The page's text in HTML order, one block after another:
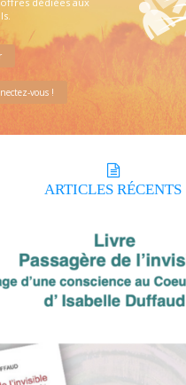
vous !
ARTICLES RÉCENTS